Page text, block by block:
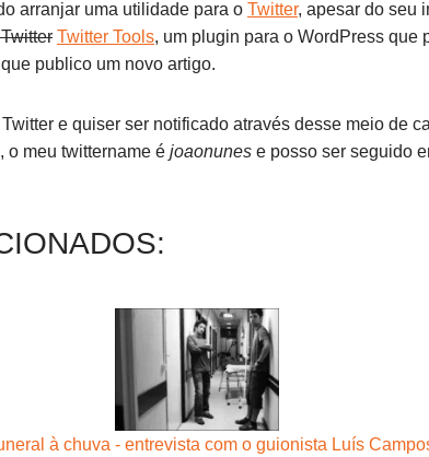
arranjar uma utilidade para o Twitter, apesar do seu
Twitter Tools, um plugin para o WordPress que
publico um novo artigo.
e quiser ser notificado através desse meio de
o meu twittername é joaonunes e posso ser seguido
à chuva - entrevista com o guionista Luís